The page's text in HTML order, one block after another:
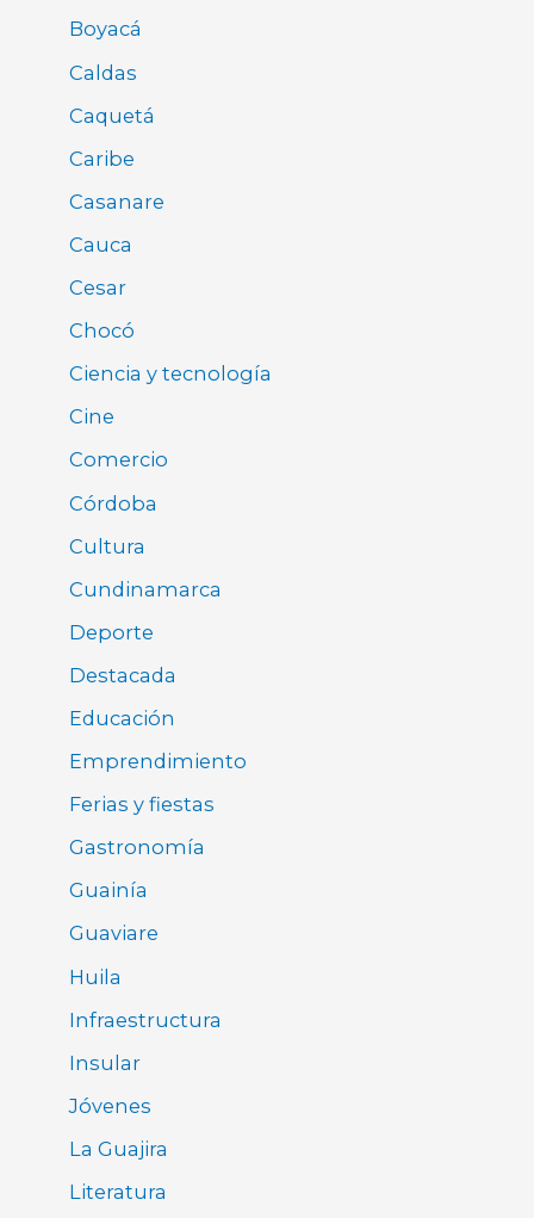
Boyacá
Caldas
Caquetá
Caribe
Casanare
Cauca
Cesar
Chocó
Ciencia y tecnología
Cine
Comercio
Córdoba
Cultura
Cundinamarca
Deporte
Destacada
Educación
Emprendimiento
Ferias y fiestas
Gastronomía
Guainía
Guaviare
Huila
Infraestructura
Insular
Jóvenes
La Guajira
Literatura